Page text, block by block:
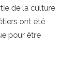
de la culture
ont été
pour être